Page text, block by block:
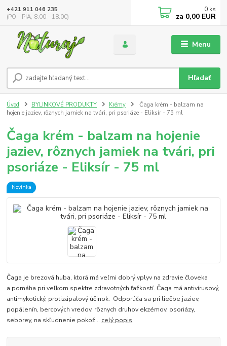
Menu
Hľadať
+421 911 046 235
(PO - PIA, 8:00 - 18:00)
0 ks
za 0,00 EUR
Úvod BYLINKOVÉ PRODUKTY Krémy
Čaga krém - balzam na
hojenie jaziev, rôznych jamiek na tvári, pri psoriáze - Eliksír - 75 ml
Čaga krém - balzam na hojenie
jaziev, rôznych jamiek na tvári, pri
psoriáze - Eliksír - 75 ml
Novinka
Čaga je brezová huba, ktorá má veľmi dobrý vplyv na zdravie človeka
a pomáha pri veľkom spektre zdravotných ťažkostí. Čaga má antivírusový,
antimykotický, protizápalový účinok. Odporúča sa pri liečbe jaziev,
popálenín, bercových vredov, rôznych druhov ekzémov, psoriázy,
seborey, na skľudnenie pokož... celý popis